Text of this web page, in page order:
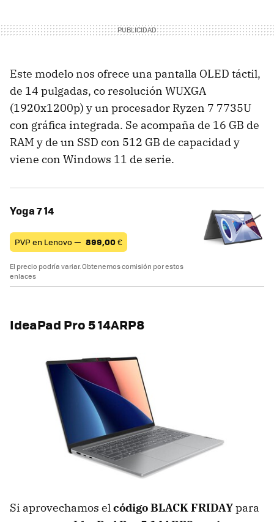
Este modelo nos ofrece una pantalla OLED táctil,
de 14 pulgadas, co resolución WUXGA
(1920x1200p) y un procesador Ryzen 7 7735U
con gráfica integrada. Se acompaña de 16 GB de
RAM y de un SSD con 512 GB de capacidad y
viene con Windows 11 de serie.
Yoga 7 14
PVP en Lenovo — 899,00€
El precio podría variar. Obtenemos comisión por estos
enlaces
IdeaPad Pro 5 14ARP8
Si aprovechamos elcódigo BLACK FRIDAYpara